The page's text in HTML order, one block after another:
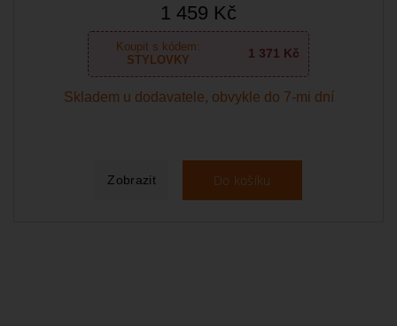
1 459 Kč
Koupit s kódem:
STYLOVKY
1 371 Kč
Skladem u dodavatele, obvykle do 7-mi dní
Zobrazit Do košíku